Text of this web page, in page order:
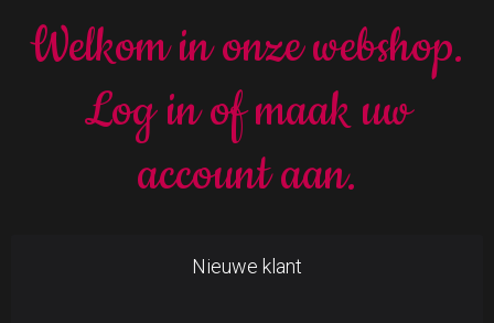
Welkom in onze webshop.
Log in of maak uw
account aan.
Nieuwe klant